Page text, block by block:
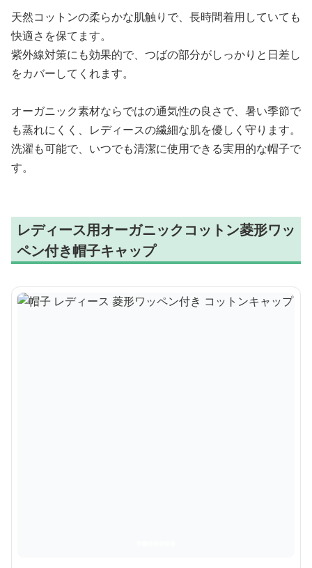
天然コットンの柔らかな肌触りで、長時間着用していても
快適さを保てます。
紫外線対策にも効果的で、つばの部分がしっかりと日差し
をカバーしてくれます。
オーガニック素材ならではの通気性の良さで、暑い季節で
も蒸れにくく、レディースの繊細な肌を優しく守ります。
洗濯も可能で、いつでも清潔に使用できる実用的な帽子で
す。
レディース用オーガニックコットン菱形ワッ
ペン付き帽子キャップ